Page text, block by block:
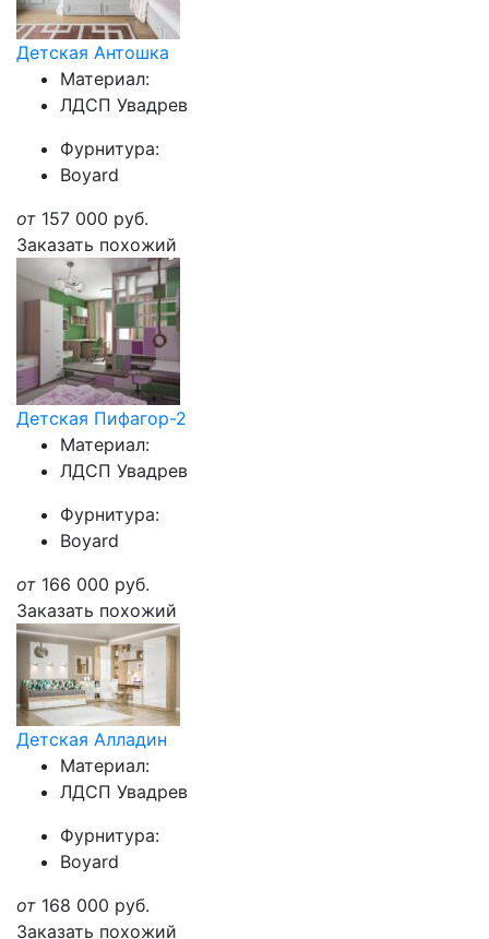
Детская Антошка
Материал:
ЛДСП Увадрев
Фурнитура:
Boyard
от 157 000 руб.
Заказать похожий
Детская Пифагор-2
Материал:
ЛДСП Увадрев
Фурнитура:
Boyard
от 166 000 руб.
Заказать похожий
Детская Алладин
Материал:
ЛДСП Увадрев
Фурнитура:
Boyard
от 168 000 руб.
Заказать похожий